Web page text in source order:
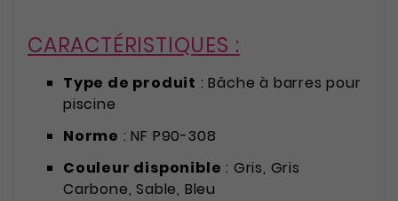
CARACTÉRISTIQUES :
Type de produit : Bâche à barres pour
piscine
Norme : NF P90-308
Couleur disponible : Gris, Gris
Carbone, Sable, Bleu